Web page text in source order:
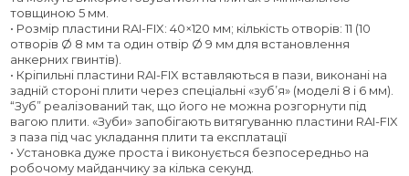
товщиною 5 мм.
• Розмір пластини RAI-FIX: 40×120 мм; кількість отворів: 11 (10
отворів Ø 8 мм та один отвір Ø 9 мм для встановлення
анкерних гвинтів).
• Кріпильні пластини RAI-FIX вставляються в пази, виконані на
задній стороні плити через спеціальні «зуб’я» (моделі 8 і 6 мм).
“Зуб” реалізований так, що його не можна розгорнути під
вагою плити. «Зуби» запобігають витягуванню пластини RAI-FIX
з паза під час укладання плити та експлатації
• Установка дуже проста і виконується безпосередньо на
робочому майданчику за кілька секунд.